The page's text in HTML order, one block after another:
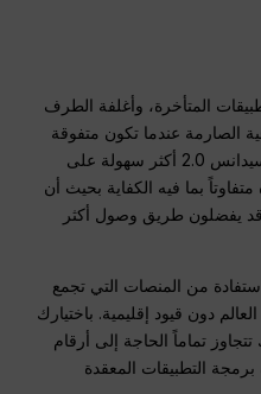
المتأخرة، وأغلفة الطرف
الصارمة عندما تكون متفوقة
موجودة؟ أصبح الوصول إلى سيدانس 2.0 أكثر سهولة على
بما فيه الكفاية بحيث أن
قد يفضلون طريق وصول أكثر
من المنصات التي تجمع
دون قيود إقليمية. باختيارك
تماماً الحاجة إلى أرقام
التطبيقات المعقدة